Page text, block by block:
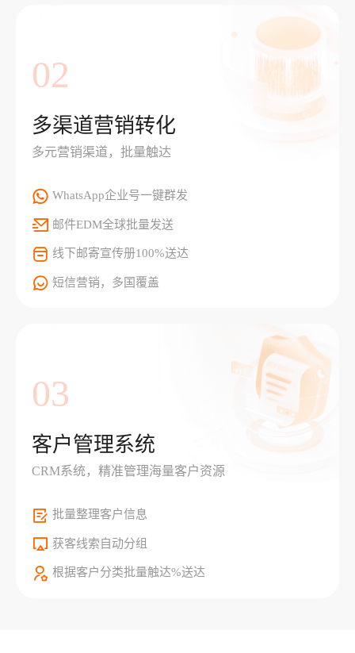
02
多渠道营销转化
多元营销渠道，批量触达
WhatsApp企业号一键群发
邮件EDM全球批量发送
线下邮寄宣传册100%送达
短信营销，多国覆盖
03
客户管理系统
CRM系统，精准管理海量客户资源
批量整理客户信息
获客线索自动分组
根据客户分类批量触达%送达